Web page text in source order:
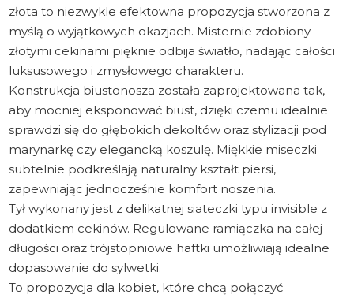
złota to niezwykle efektowna propozycja stworzona z
myślą o wyjątkowych okazjach. Misternie zdobiony
złotymi cekinami pięknie odbija światło, nadając całości
luksusowego i zmysłowego charakteru.
Konstrukcja biustonosza została zaprojektowana tak,
aby mocniej eksponować biust, dzięki czemu idealnie
sprawdzi się do głębokich dekoltów oraz stylizacji pod
marynarkę czy elegancką koszulę. Miękkie miseczki
subtelnie podkreślają naturalny kształt piersi,
zapewniając jednocześnie komfort noszenia.
Tył wykonany jest z delikatnej siateczki typu invisible z
dodatkiem cekinów. Regulowane ramiączka na całej
długości oraz trójstopniowe haftki umożliwiają idealne
dopasowanie do sylwetki.
To propozycja dla kobiet, które chcą połączyć